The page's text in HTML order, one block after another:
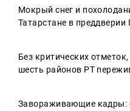
Мокрый снег и
Татарстане в преддверии
Без критических
шесть районов РТ
Завораживающие кадры: